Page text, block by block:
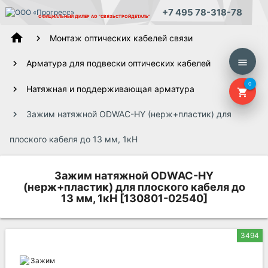
ОФИЦИАЛЬНЫЙ ДИЛЕР АО "СВЯЗЬСТРОЙДЕТАЛЬ" +7 495 78-318-78
menu
shopping_cart
0
home Монтаж оптических кабелей связи
Арматура для подвески оптических кабелей
Натяжная и поддерживающая арматура
Зажим натяжной ODWAC-HY (нерж+пластик) для
плоского кабеля до 13 мм, 1кН
Зажим натяжной ODWAC-HY
(нерж+пластик) для плоского кабеля до
13 мм, 1кН [130801-02540]
3494